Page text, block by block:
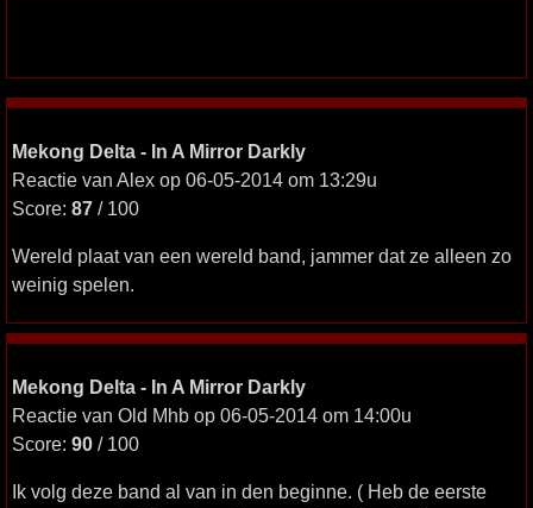
Mekong Delta - In A Mirror Darkly
Reactie van Alex op 06-05-2014 om 13:29u
Score: 87 / 100
Wereld plaat van een wereld band, jammer dat ze alleen zo
weinig spelen.
Mekong Delta - In A Mirror Darkly
Reactie van Old Mhb op 06-05-2014 om 14:00u
Score: 90 / 100
Ik volg deze band al van in den beginne. ( Heb de eerste